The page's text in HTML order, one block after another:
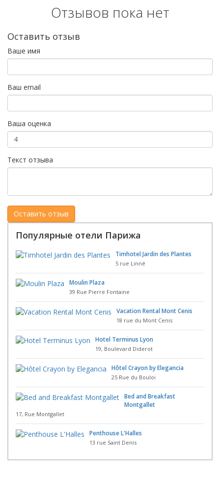
Отзывов пока нет
Оставить отзыв
Ваше имя
Ваш email
Ваша оценка
Текст отзыва
Популярные отели Парижа
Timhotel Jardin des Plantes
5 rue Linné
Moulin Plaza
39 Rue Pierre Fontaine
Vacation Rental Mont Cenis
18 rue du Mont Cenis
Hotel Terminus Lyon
19, Boulevard Diderot
Hôtel Crayon by Elegancia
25 Rue du Bouloi
Bed and Breakfast
Montgallet
17, Rue Montgallet
Penthouse L'Halles
13 rue Saint Denis